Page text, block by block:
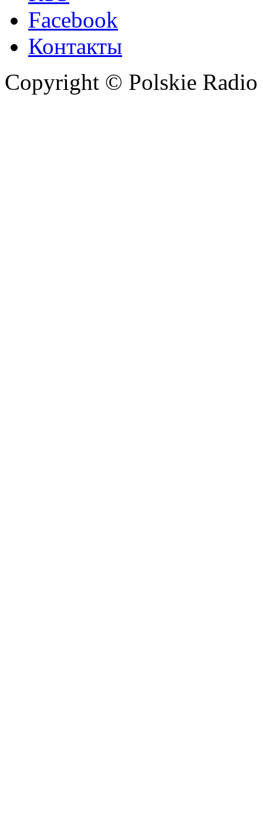
Facebook
Контакты
Copyright © Polskie